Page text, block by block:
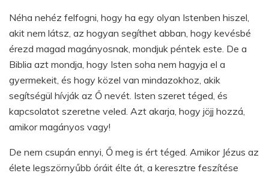
Néha nehéz felfogni, hogy ha egy olyan Istenben hiszel,
akit nem látsz, az hogyan segíthet abban, hogy kevésbé
érezd magad magányosnak, mondjuk péntek este. De a
Biblia azt mondja, hogy Isten soha nem hagyja el a
gyermekeit, és hogy közel van mindazokhoz, akik
segítségül hívják az Ő nevét. Isten szeret téged, és
kapcsolatot szeretne veled. Azt akarja, hogy jöjj hozzá,
amikor magányos vagy!
De nem csupán ennyi, Ő meg is ért téged. Amikor Jézus az
élete legszörnyűbb óráit élte át, a keresztre feszítése